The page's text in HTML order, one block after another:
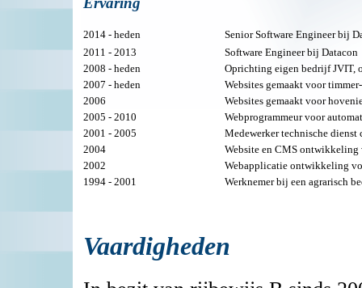
2014 - heden
Senior Software Engineer bij
2011 - 2013
Software Engineer bij Datacon
2008 - heden
Oprichting eigen bedrijf JVIT,
2007 - heden
Websites gemaakt voor
2006
Websites gemaakt voor
2005 - 2010
Webprogrammeur voor
2001 - 2005
Medewerker technische
2004
Website en CMS
2002
Webapplicatie ontwikkeling
1994 - 2001
Werknemer bij een agrarisch
Vaardigheden